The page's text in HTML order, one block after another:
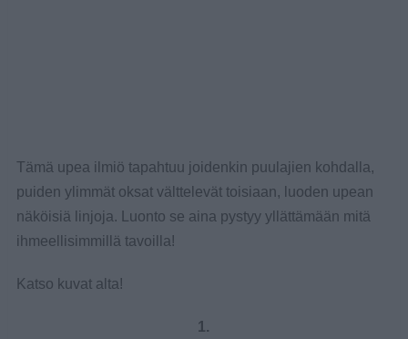
Tämä upea ilmiö tapahtuu joidenkin puulajien kohdalla,
puiden ylimmät oksat välttelevät toisiaan, luoden upean
näköisiä linjoja. Luonto se aina pystyy yllättämään mitä
ihmeellisimmillä tavoilla!
Katso kuvat alta!
1.